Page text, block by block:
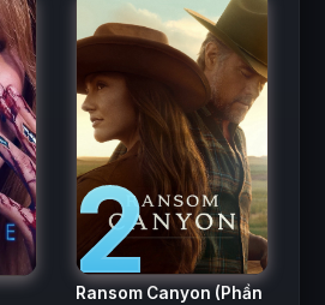
2
Ransom Canyon (Phần